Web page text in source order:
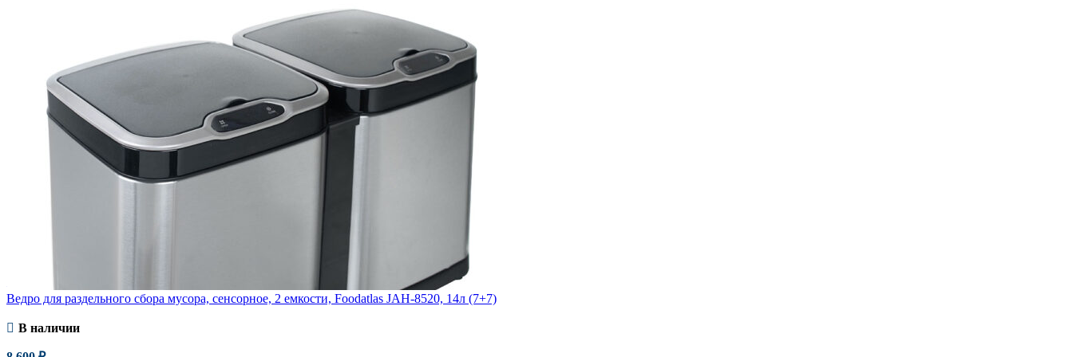
Ведро для раздельного сбора мусора, сенсорное, 2 емкости, Foodatlas JAH-8520, 14л (7+7)
В наличии